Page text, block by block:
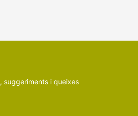
suggeriments i queixes